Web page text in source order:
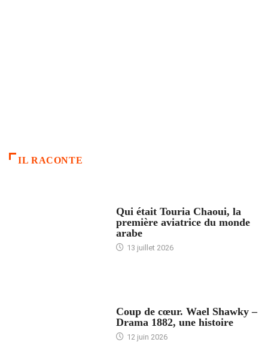
IL RACONTE
Qui était Touria Chaoui, la
première aviatrice du monde
arabe
13 juillet 2026
Coup de cœur. Wael Shawky –
Drama 1882, une histoire
12 juin 2026